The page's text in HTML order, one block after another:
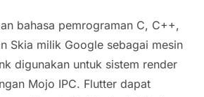
bahasa pemrograman C, C++,
Skia milik Google sebagai mesin
digunakan untuk sistem render
Mojo IPC. Flutter dapat